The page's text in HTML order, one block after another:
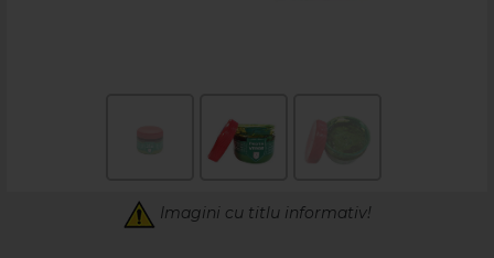
Imagini cu titlu informativ!